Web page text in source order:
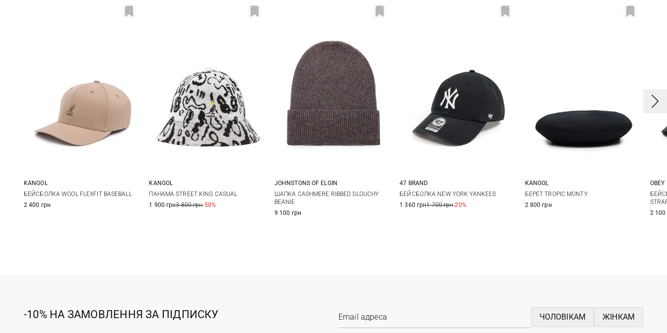
S/M L/XL XXL
KANGOL
БЕЙСБОЛКА WOOL FLEXFIT BASEBALL
2 400 грн
M L
KANGOL
ПАНАМА STREET KING CASUAL
1 900 грн3 800 грн-50%
One size
JOHNSTONS OF ELGIN
ШАПКА CASHMERE RIBBED SLOUCHY
BEANIE
9 100 грн
One size
47 BRAND
БЕЙСБОЛКА NEW YORK YANKEES
1 360 грн1 700 грн-20%
S M
KANGOL
БЕРЕТ TROPIC MONTY
2 800 грн
OBEY
2 100
-10% НА ЗАМОВЛЕННЯ ЗА ПІДПИСКУ ЧОЛОВІКАМ ЖІНКАМ